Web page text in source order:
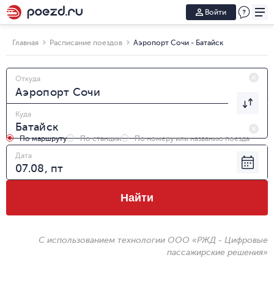
Войти
Главная Расписание поездов Аэропорт Сочи - Батайск
Откуда
Куда
По маршруту По станции
По номеру или названию поезда
Дата
Найти
С использованием технологии ООО «РЖД - Цифровые
пассажирские решения»